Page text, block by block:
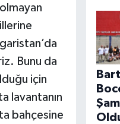
Bunu da
için
lavantanın
bahçesine